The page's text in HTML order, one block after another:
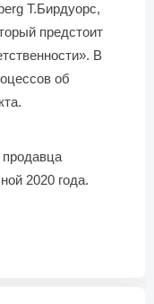
Т.Бирдуорс,
предстоит
В
об
продавца
2020 года.